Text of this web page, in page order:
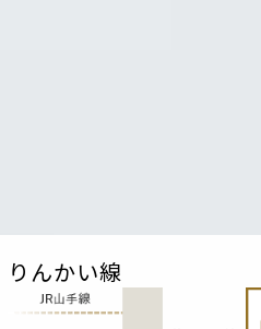
りんかい線